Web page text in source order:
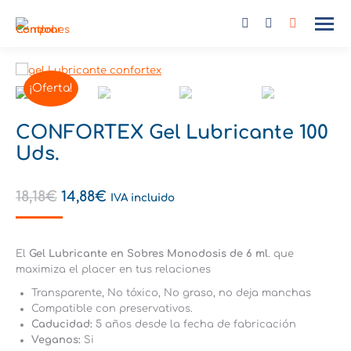
Buscar:
¡Oferta!
CONFORTEX Gel Lubricante 100
Uds.
18,18€ 14,88€ IVA incluido
El Gel Lubricante en Sobres Monodosis de 6 ml. que
maximiza el placer en tus relaciones
Transparente, No tóxico, No graso, no deja manchas
Compatible con preservativos.
Caducidad: 5 años desde la fecha de fabricación
Veganos: Si